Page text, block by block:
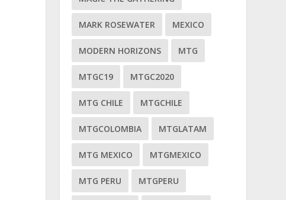
MARK ROSEWATER MEXICO
MODERN HORIZONS MTG
MTGC19 MTGC2020
MTG CHILE MTGCHILE
MTGCOLOMBIA MTGLATAM
MTG MEXICO MTGMEXICO
MTG PERU MTGPERU